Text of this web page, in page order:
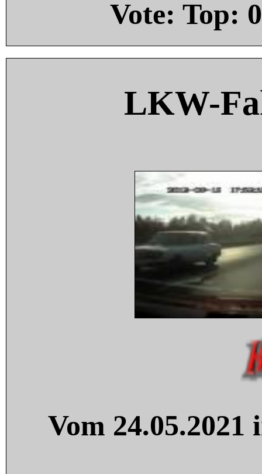
Vote: Top: 0
LKW-
Vom